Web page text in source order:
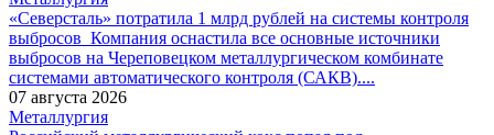
«Северсталь» потратила 1 млрд рублей на системы контроля
выбросов Компания оснастила все основные источники
выбросов на Череповецком металлургическом комбинате
системами автоматического контроля (САКВ)....
07 августа 2026
Металлургия